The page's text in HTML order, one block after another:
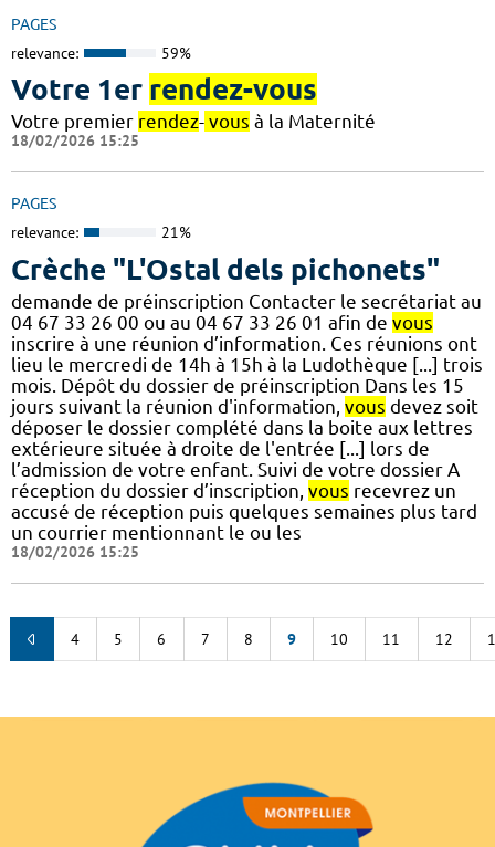
PAGES
relevance: 59%
Votre 1er rendez-vous
Votre premier rendez- vous à la Maternité
18/02/2026 15:25
PAGES
relevance: 21%
Crèche "L'Ostal dels pichonets"
demande de préinscription Contacter le secrétariat au
04 67 33 26 00 ou au 04 67 33 26 01 afin de vous
inscrire à une réunion d’information. Ces réunions ont
lieu le mercredi de 14h à 15h à la Ludothèque [...] trois
mois. Dépôt du dossier de préinscription Dans les 15
jours suivant la réunion d'information, vous devez soit
déposer le dossier complété dans la boite aux lettres
extérieure située à droite de l'entrée [...] lors de
l’admission de votre enfant. Suivi de votre dossier A
réception du dossier d’inscription, vous recevrez un
accusé de réception puis quelques semaines plus tard
un courrier mentionnant le ou les
18/02/2026 15:25
4 5 6 7 8 9 10 11 12